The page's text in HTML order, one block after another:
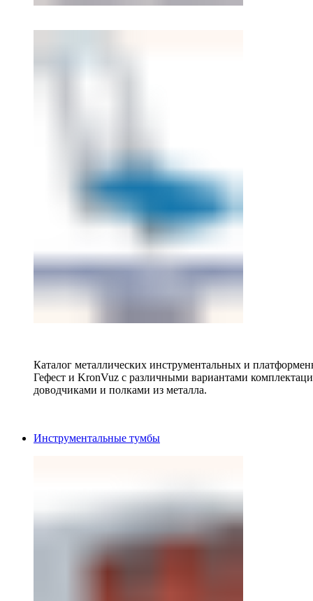
Каталог металлических инструментальных и
Гефест и KronVuz с различными вариантами
доводчиками и полками из металла.
Инструментальные тумбы